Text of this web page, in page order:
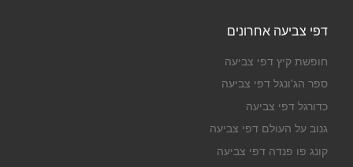
דפי צביעה אחרונים
חופשת קיץ דפי צביעה
ספר הג'ונגל דפי צביעה
כדורגל דפי צביעה
גנוב על העולם דפי צביעה
קונג פו פנדה דפי צביעה